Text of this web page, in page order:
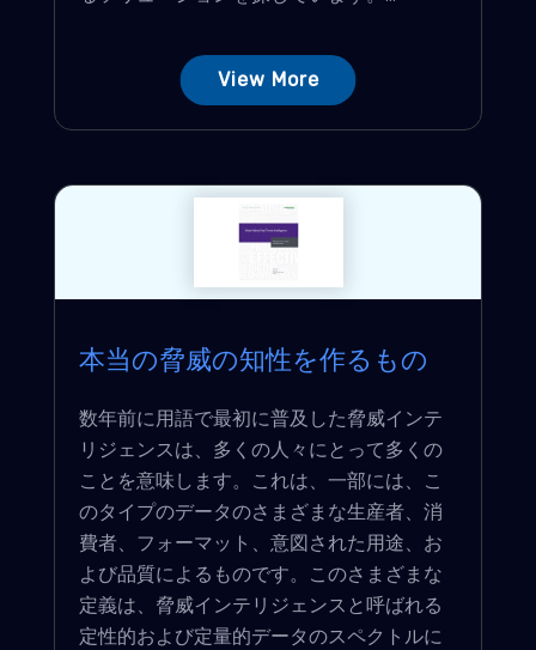
View More
本当の脅威の知性を作るもの
数年前に用語で最初に普及した脅威インテ
リジェンスは、多くの人々にとって多くの
ことを意味します。これは、一部には、こ
のタイプのデータのさまざまな生産者、消
費者、フォーマット、意図された用途、お
よび品質によるものです。このさまざまな
定義は、脅威インテリジェンスと呼ばれる
定性的および定量的データのスペクトルに